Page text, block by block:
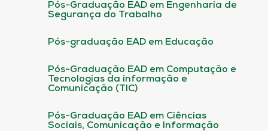
Pós-Graduação EAD em Engenharia de
Segurança do Trabalho
Pós-graduação EAD em Educação
Pós-Graduação EAD em Computação e
Tecnologias da informação e
Comunicação (TIC)
Pós-Graduação EAD em Ciências
Sociais, Comunicação e Informação